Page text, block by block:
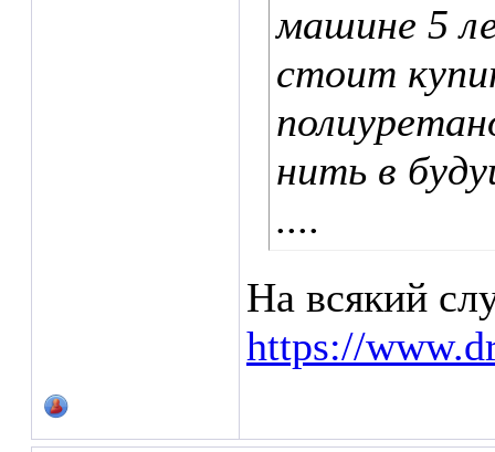
машине 5
стоит
нить в
....
На всякий
https://